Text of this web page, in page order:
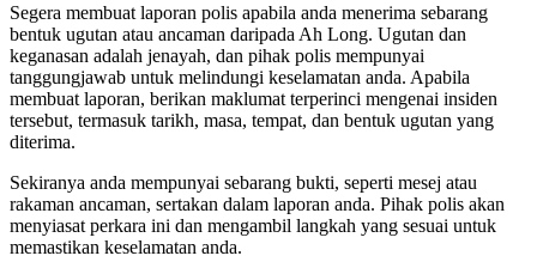
Segera membuat laporan polis apabila anda menerima sebarang
bentuk ugutan atau ancaman daripada Ah Long. Ugutan dan
keganasan adalah jenayah, dan pihak polis mempunyai
tanggungjawab untuk melindungi keselamatan anda. Apabila
membuat laporan, berikan maklumat terperinci mengenai insiden
tersebut, termasuk tarikh, masa, tempat, dan bentuk ugutan yang
diterima.
Sekiranya anda mempunyai sebarang bukti, seperti mesej atau
rakaman ancaman, sertakan dalam laporan anda. Pihak polis akan
menyiasat perkara ini dan mengambil langkah yang sesuai untuk
memastikan keselamatan anda.